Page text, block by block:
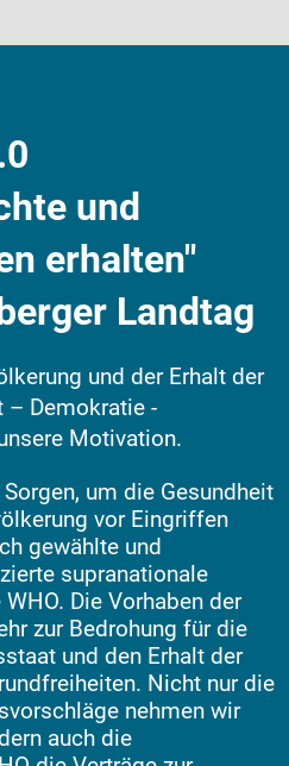
und
erhalten"
Landtag
und der Erhalt der
– Demokratie -
Motivation.
um die Gesundheit
vor Eingriffen
gewählte und
supranationale
Die Vorhaben der
zur Bedrohung für die
und den Erhalt der
Nicht nur die
nehmen wir
auch die